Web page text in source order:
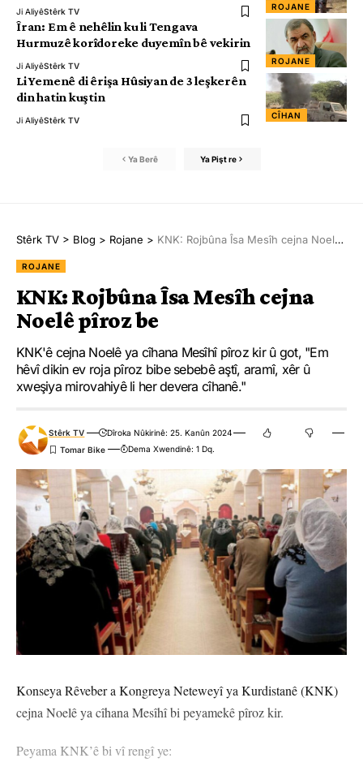
ROJANE
Ji AliyêStêrk TV
ROJANE
Îran: Em ê nehêlin ku li Tengava
Hurmuzê korîdoreke duyemîn bê vekirin
Ji AliyêStêrk TV
CÎHAN
Li Yemenê di êrişa Hûsiyan de 3 leşkerên
din hatin kuştin
Ji AliyêStêrk TV
Ya Berê Ya Pişt re
Stêrk TV > Blog > Rojane > KNK: Rojbûna Îsa Mesîh cejna Noelê pîroz be
ROJANE
KNK: Rojbûna Îsa Mesîh cejna
Noelê pîroz be
KNK'ê cejna Noelê ya cîhana Mesîhî pîroz kir û got, "Em
hêvî dikin ev roja pîroz bibe sebebê aştî, aramî, xêr û
xweşiya mirovahiyê li her devera cîhanê."
Stêrk TV
Dîroka Nûkirinê: 25. Kanûn 2024
Dema Xwendinê: 1 Dq.
Konseya Rêveber a Kongreya Neteweyî ya Kurdistanê (KNK)
cejna Noelê ya cîhana Mesîhî bi peyamekê pîroz kir.
Peyama KNK’ê bi vî rengî ye: